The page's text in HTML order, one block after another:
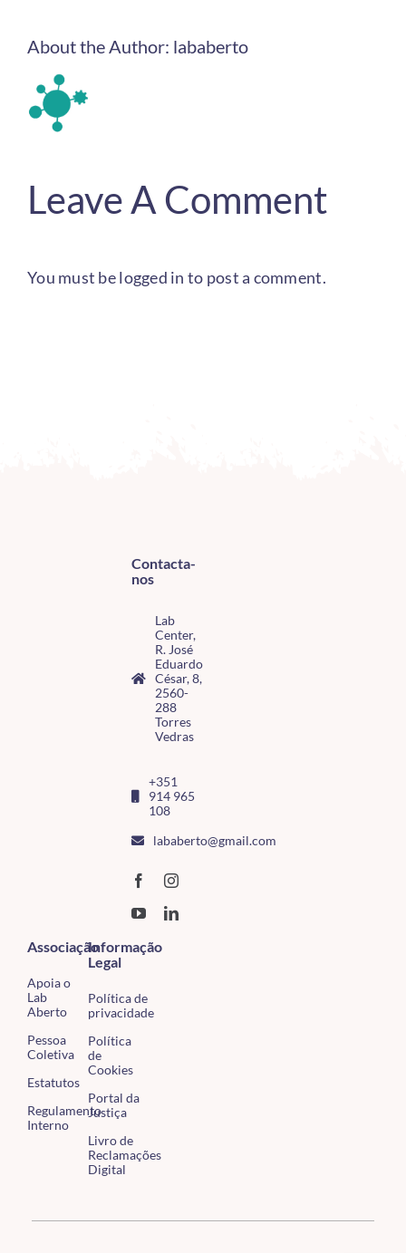
About the Author: lababerto
Leave A Comment
You must belogged in to post a comment.
Contacta-
nos
Lab
Center,
R. José
Eduardo
César, 8,
2560-
288
Torres
Vedras
+351
914 965
108
lababerto@gmail.com
Associação
Apoia o
Lab
Aberto
Pessoa
Coletiva
Estatutos
Regulamento
Interno
Informação
Legal
Política de
privacidade
Política
de
Cookies
Portal da
Justiça
Livro de
Reclamações
Digital